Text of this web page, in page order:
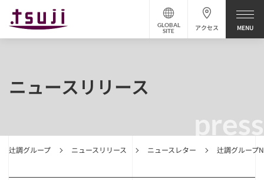
アクセス
GLOBAL
SITE
press
辻調グループ ニュースリリース ニュースレター 辻調グループ
ニュースリリース